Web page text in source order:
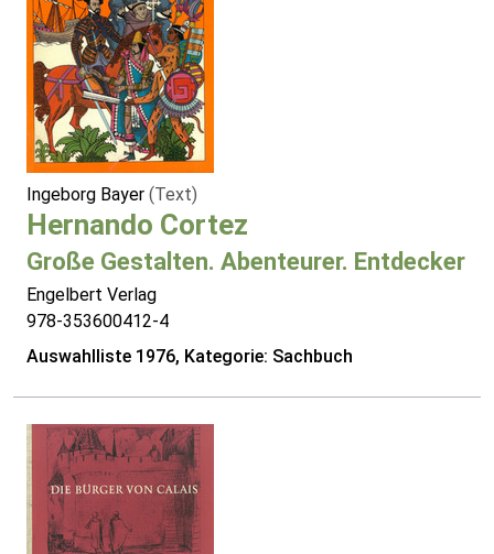
Ingeborg Bayer (Text)
Hernando Cortez
Große Gestalten. Abenteurer. Entdecker
Engelbert Verlag
978-353600412-4
Auswahlliste 1976, Kategorie: Sachbuch